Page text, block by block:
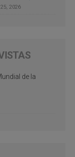
2026
de la